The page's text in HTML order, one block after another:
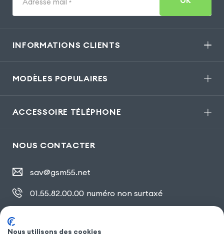
*
INFORMATIONS CLIENTS
MODÈLES POPULAIRES
ACCESSOIRE TÉLÉPHONE
NOUS CONTACTER
sav@gsm55.net
01.55.82.00.00 numéro non surtaxé
Nous utilisons des cookies